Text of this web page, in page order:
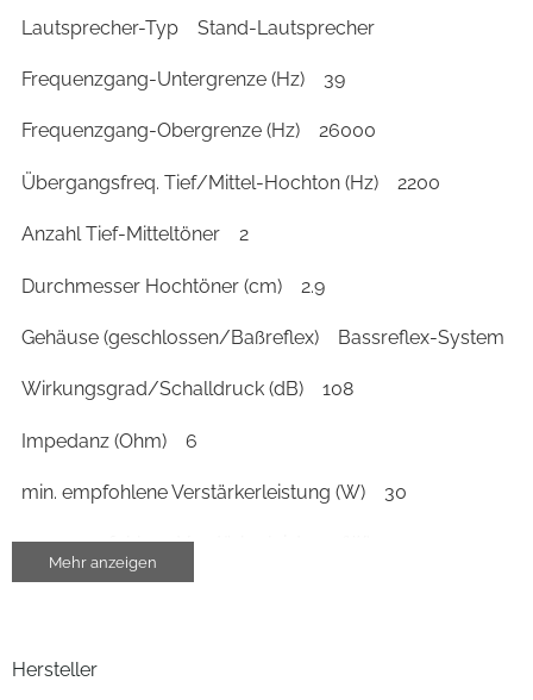
Lautsprecher-Typ Stand-Lautsprecher
Frequenzgang-Untergrenze (Hz) 39
Frequenzgang-Obergrenze (Hz) 26000
Übergangsfreq. Tief/Mittel-Hochton (Hz) 2200
Anzahl Tief-Mitteltöner 2
Durchmesser Hochtöner (cm) 2.9
Gehäuse (geschlossen/Baßreflex) Bassreflex-System
Wirkungsgrad/Schalldruck (dB) 108
Impedanz (Ohm) 6
min. empfohlene Verstärkerleistung (W) 30
max. empfohlene Verstärkerleistung (W)
Gehäuse-Eigenschaften
Mehr anzeigen
Hersteller